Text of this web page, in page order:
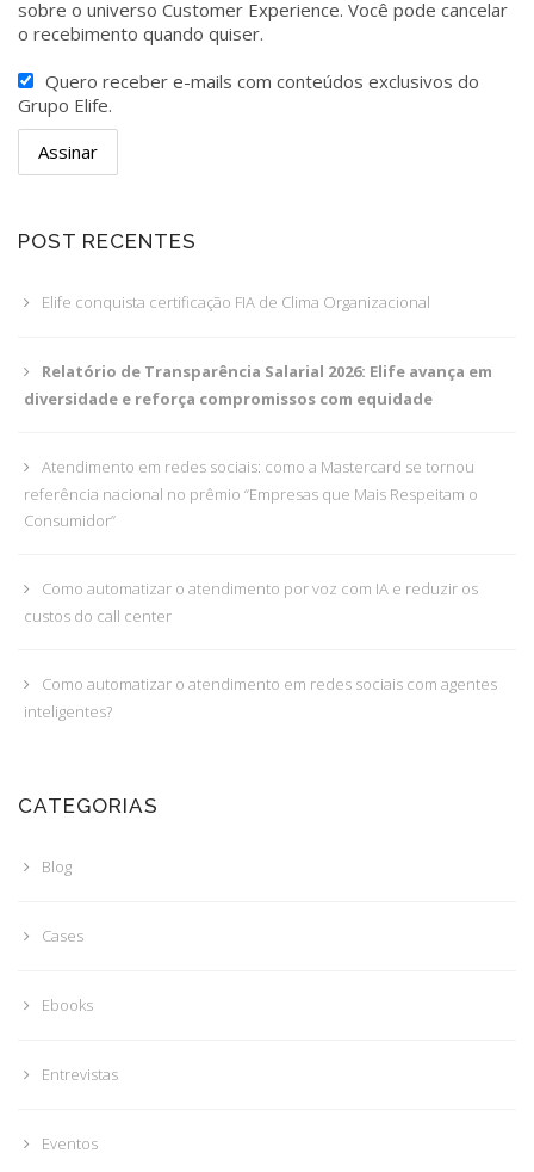
sobre o universo Customer Experience. Você pode cancelar
o recebimento quando quiser.
Quero receber e-mails com conteúdos exclusivos do
Grupo Elife.
POST RECENTES
Elife conquista certificação FIA de Clima Organizacional
Relatório de Transparência Salarial 2026: Elife avança em
diversidade e reforça compromissos com equidade
Atendimento em redes sociais: como a Mastercard se tornou
referência nacional no prêmio “Empresas que Mais Respeitam o
Consumidor”
Como automatizar o atendimento por voz com IA e reduzir os
custos do call center
Como automatizar o atendimento em redes sociais com agentes
inteligentes?
CATEGORIAS
Blog
Cases
Ebooks
Entrevistas
Eventos